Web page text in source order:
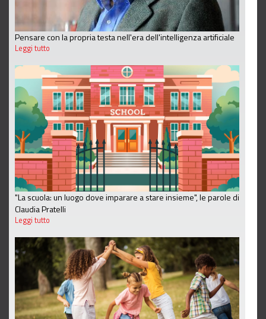
Pensare con la propria testa nell'era dell'intelligenza artificiale
Leggi tutto
"La scuola: un luogo dove imparare a stare insieme", le parole di
Claudia Pratelli
Leggi tutto